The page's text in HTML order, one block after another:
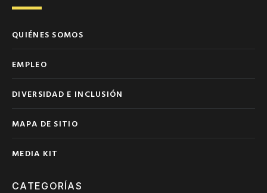
QUIÉNES SOMOS
EMPLEO
DIVERSIDAD E INCLUSIÓN
MAPA DE SITIO
MEDIA KIT
CATEGORÍAS